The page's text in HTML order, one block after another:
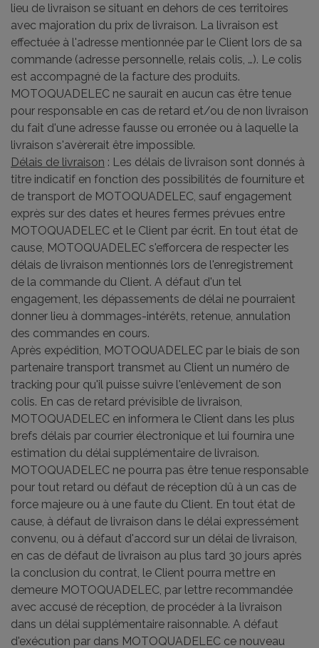
lieu de livraison se situant en dehors de ces territoires
avec majoration du prix de livraison. La livraison est
effectuée à l'adresse mentionnée par le Client lors de sa
commande (adresse personnelle, relais colis, …). Le colis
est accompagné de la facture des produits.
MOTOQUADELEC ne saurait en aucun cas être tenue
pour responsable en cas de retard et/ou de non livraison
du fait d'une adresse fausse ou erronée ou à laquelle la
livraison s'avèrerait être impossible.
Délais de livraison : Les délais de livraison sont donnés à
titre indicatif en fonction des possibilités de fourniture et
de transport de MOTOQUADELEC, sauf engagement
exprès sur des dates et heures fermes prévues entre
MOTOQUADELEC et le Client par écrit. En tout état de
cause, MOTOQUADELEC s'efforcera de respecter les
délais de livraison mentionnés lors de l'enregistrement
de la commande du Client. A défaut d'un tel
engagement, les dépassements de délai ne pourraient
donner lieu à dommages-intérêts, retenue, annulation
des commandes en cours.
Après expédition, MOTOQUADELEC par le biais de son
partenaire transport transmet au Client un numéro de
tracking pour qu'il puisse suivre l'enlèvement de son
colis. En cas de retard prévisible de livraison,
MOTOQUADELEC en informera le Client dans les plus
brefs délais par courrier électronique et lui fournira une
estimation du délai supplémentaire de livraison.
MOTOQUADELEC ne pourra pas être tenue responsable
pour tout retard ou défaut de réception dû à un cas de
force majeure ou à une faute du Client. En tout état de
cause, à défaut de livraison dans le délai expressément
convenu, ou à défaut d'accord sur un délai de livraison,
en cas de défaut de livraison au plus tard 30 jours après
la conclusion du contrat, le Client pourra mettre en
demeure MOTOQUADELEC, par lettre recommandée
avec accusé de réception, de procéder à la livraison
dans un délai supplémentaire raisonnable. A défaut
d'exécution par dans MOTOQUADELEC ce nouveau